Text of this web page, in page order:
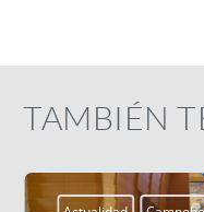
TAMBIÉN